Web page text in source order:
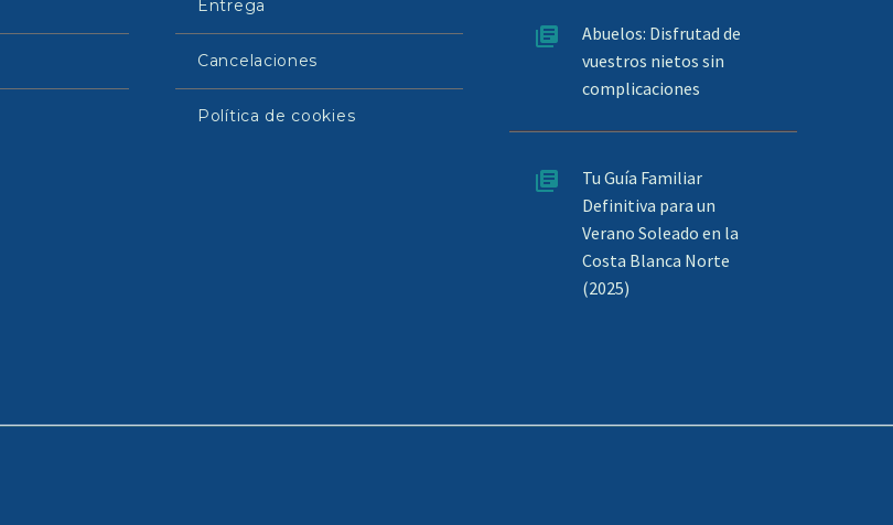
Entrega
Cancelaciones
Política de cookies
Abuelos: Disfrutad de
vuestros nietos sin
complicaciones
Tu Guía Familiar
Definitiva para un
Verano Soleado en la
Costa Blanca Norte
(2025)